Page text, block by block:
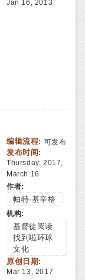
Jan 16, 2013
编辑流程: 可发布
发布时间:
Thursday, 2017,
March 16
作者:
帕特·基辛格
机构:
基督徒阅读
找到啦环球
文化
原创日期:
Mar 13, 2017